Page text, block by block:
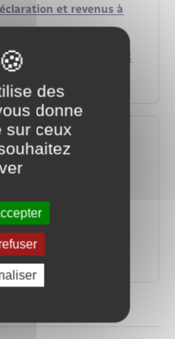
et revenus à
réductions et
– Déclaration des
des
donne
sur ceux